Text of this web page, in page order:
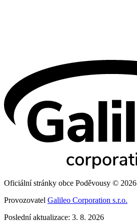
Oficiální stránky obce Poděvousy © 2026
Provozovatel Galileo Corporation s.r.o.
Poslední aktualizace: 3. 8. 2026